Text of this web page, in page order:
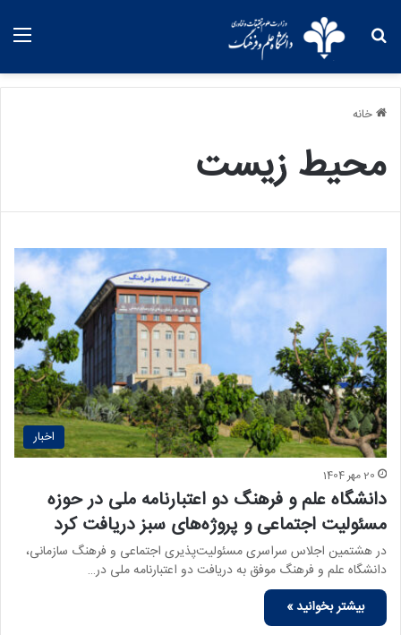
خانه
محیط زیست
اخبار
20 مهر 1404
دانشگاه علم و فرهنگ دو اعتبارنامه ملی در حوزه
مسئولیت اجتماعی و پروژه‌های سبز دریافت کرد
در هشتمین اجلاس سراسری مسئولیت‌پذیری اجتماعی و فرهنگ سازمانی،
دانشگاه علم و فرهنگ موفق به دریافت دو اعتبارنامه ملی در…
بیشتر بخوانید »